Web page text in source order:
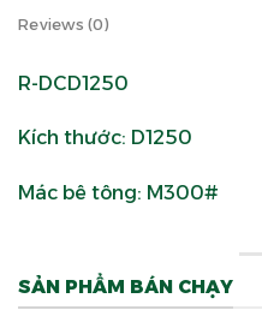
Reviews (0)
R-DCD1250
Kích thước: D1250
Mác bê tông: M300#
SẢN PHẨM BÁN CHẠY